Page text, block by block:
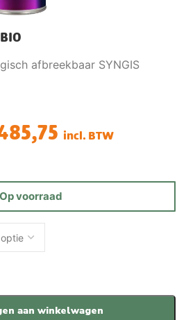
afbreekbaar SYNGIS
incl. BTW
Op voorraad
aan winkelwagen